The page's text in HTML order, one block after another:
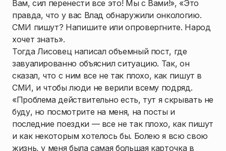
Вам, сил перенести все это! Мы с Вами!», «Это
правда, что у вас Влад обнаружили онкологию.
СМИ пишут? Напишите или опровергните. Народ
хочет знать».
Тогда Лисовец написал объемный пост, где
завуалированно объяснил ситуацию. Так, он
сказал, что с ним все не так плохо, как пишут в
СМИ, и чтобы люди не верили всему подряд.
«Проблема действительно есть, тут я скрывать не
буду, но посмотрите на меня, на посты и
последние поездки — все не так плохо, как пишут
и как некоторым хотелось бы. Болею я всю свою
жизнь, у меня была самая большая карточка в